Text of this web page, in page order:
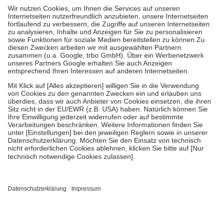
höchstens zehn Euro.
Es sind jedoch nie mehr als die tatsächlichen
Kosten der Leistung zu entrichten.
Diese Regeln gelten grundsätzlich auch für Online-Apotheken.
Bei Heilmitteln und häuslicher Krankenpflege beträgt die
Zuzahlung zehn Prozent der Kosten sowie zehn Euro je
Verordnung.
Um das Engagement der Versicherten für ihre eigene Gesundheit zu
stärken und die besondere Stellung der Familie zu unterstützen,
fallenkeine Zuzahlungenan bei:
• Kindern und Jugendlichen bis zum vollendeten 18. Lebensjahr
mit Ausnahme der Fahrkosten
• Untersuchungen zur Vorsorge und Früherkennung, die von der
GKV getragen werden
• empfohlenen Schutzimpfungen
• Harn- und Blutteststreifen
getroffen, um sicherzustellen, dass es sich um echte Bewertungen